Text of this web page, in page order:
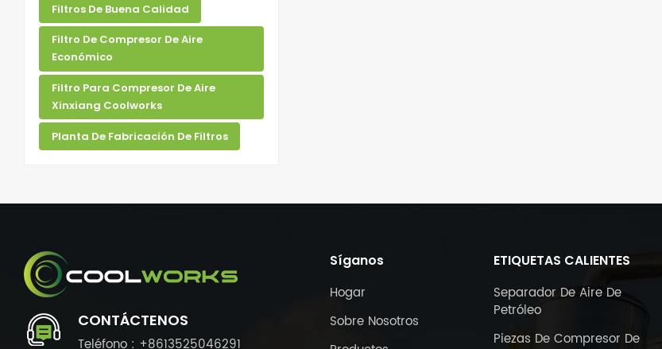
Filtros De Buena Calidad
Filtro De Compresor De Aire
Económico
Filtro Para Compresor De Aire
Xinxiang Coolworks
Planta De Fabricación De Filtros
CONTÁCTENOS
Teléfono : +8613525046291
Síganos
Hogar
Sobre Nosotros
ETIQUETAS CALIENTES
Separador De Aire De
Petróleo
Piezas De Compresor De